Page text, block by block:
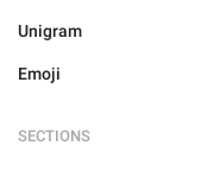
Unigram
Emoji
SECTIONS